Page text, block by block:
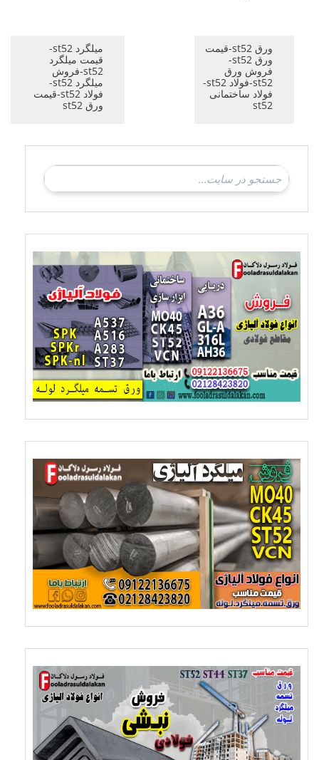
میلگرد st52-
قیمت میلگرد
st52-فروش
میلگرد st52-
فولاد st52-قیمت
ورق st52
ورق st52-قیمت
ورق st52-
فروش ورق
st52-فولاد st52-
فولاد ساختمانی
st52